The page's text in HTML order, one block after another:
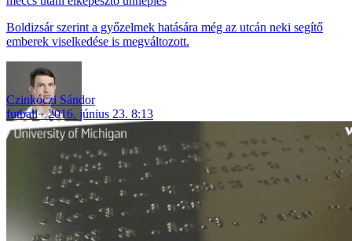
Boldizsár szerint a győzelmek hatására még az utcán neki segítő
emberek viselkedése is megváltozott.
Czinkóczi Sándor
futball
2016. június 23. 8:13